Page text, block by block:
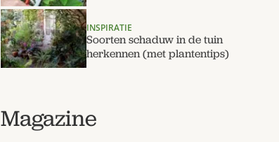
INSPIRATIE
Soorten schaduw in de tuin
herkennen (met plantentips)
Magazine